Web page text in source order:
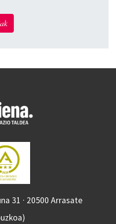
31 · 20500 Arrasate